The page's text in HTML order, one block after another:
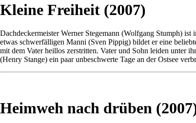
Kleine Freiheit (2007)
Dachdeckermeister Werner Stegemann (Wolfgang Stumph)
etwas schwerfälligen Manni (Sven Pippig) bildet er eine
mit dem Vater heillos zerstritten. Vater und Sohn leiden unter
(Henry Stange) ein paar unbeschwerte Tage an der Ostsee
Heimweh nach drüben